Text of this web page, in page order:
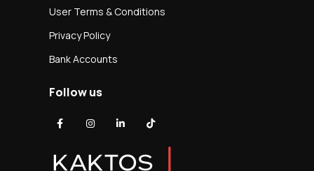
User Terms & Conditions
Privacy Policy
Bank Accounts
Follow us